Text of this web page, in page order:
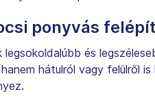
ponyvás
legsokoldalúbb és
hátulról vagy felülről